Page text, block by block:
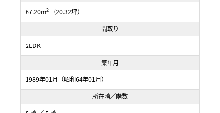
67.20m2
（20.32坪）
間取り
2LDK
築年月
1989年01月（昭和64年01月）
所在階／階数